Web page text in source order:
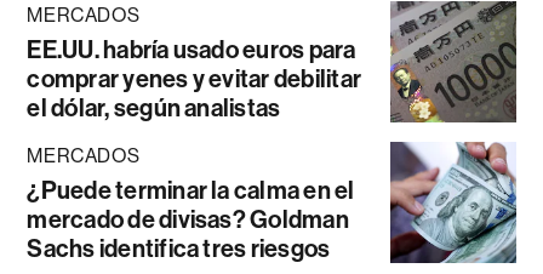
MERCADOS
EE.UU. habría usado euros para
comprar yenes y evitar debilitar
el dólar, según analistas
MERCADOS
¿Puede terminar la calma en el
mercado de divisas? Goldman
Sachs identifica tres riesgos